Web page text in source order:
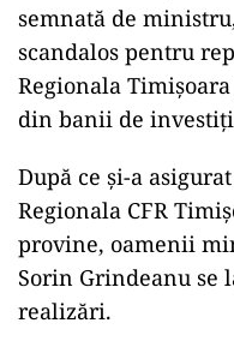
semnată de
scandalos pentru
Regionala
din banii de
După ce și-a
Regionala CFR
provine, oamenii
Sorin Grindeanu se
realizări.